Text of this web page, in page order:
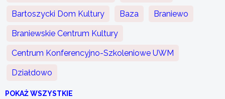
Bartoszycki Dom Kultury Baza Braniewo
Braniewskie Centrum Kultury
Centrum Konferencyjno-Szkoleniowe UWM
Działdowo
POKAŻ WSZYSTKIE